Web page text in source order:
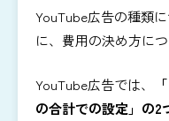
YouTube広告の種類
に、費用の決め方に
YouTube広告では、
の合計での設定」の2